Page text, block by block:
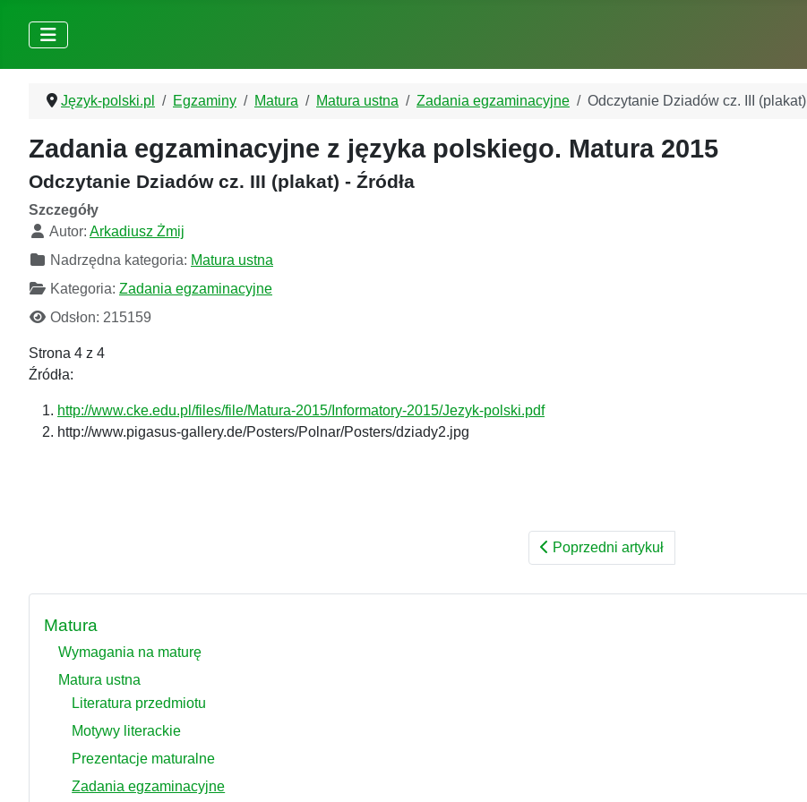
Język-polski.pl Egzaminy Matura Matura ustna Zadania egzaminacyjne Odczytanie Dziadów cz. III (plakat)
Zadania egzaminacyjne z języka polskiego. Matura 2015
Odczytanie Dziadów cz. III (plakat) - Źródła
Szczegóły
Autor: Arkadiusz Żmij
Nadrzędna kategoria: Matura ustna
Kategoria: Zadania egzaminacyjne
Odsłon: 215159
Strona 4 z 4
Źródła:
http://www.cke.edu.pl/files/file/Matura-2015/Informatory-2015/Jezyk-polski.pdf
http://www.pigasus-gallery.de/Posters/Polnar/Posters/dziady2.jpg
Poprzedni artykuł
Matura
Wymagania na maturę
Matura ustna
Literatura przedmiotu
Motywy literackie
Prezentacje maturalne
Zadania egzaminacyjne